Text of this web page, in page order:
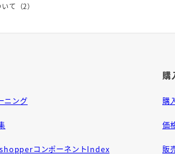
て（2）
ニング
コンポーネントIndex
購
購
価
販